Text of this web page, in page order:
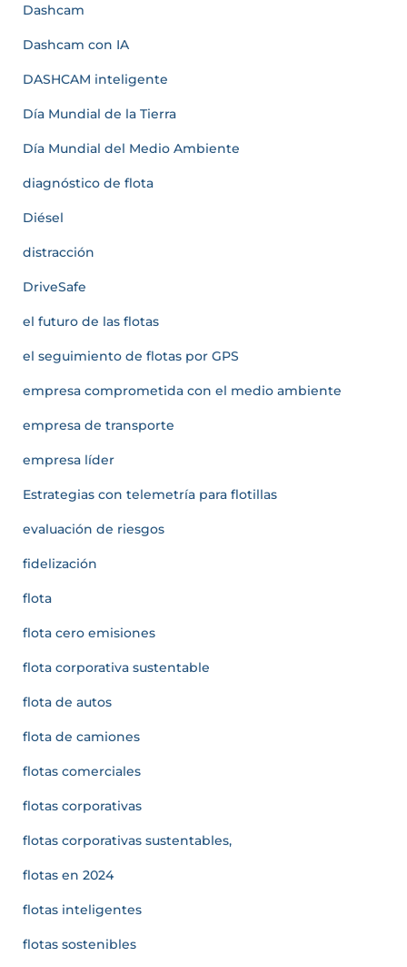
Dashcam
Dashcam con IA
DASHCAM inteligente
Día Mundial de la Tierra
Día Mundial del Medio Ambiente
diagnóstico de flota
Diésel
distracción
DriveSafe
el futuro de las flotas
el seguimiento de flotas por GPS
empresa comprometida con el medio ambiente
empresa de transporte
empresa líder
Estrategias con telemetría para flotillas
evaluación de riesgos
fidelización
flota
flota cero emisiones
flota corporativa sustentable
flota de autos
flota de camiones
flotas comerciales
flotas corporativas
flotas corporativas sustentables,
flotas en 2024
flotas inteligentes
flotas sostenibles